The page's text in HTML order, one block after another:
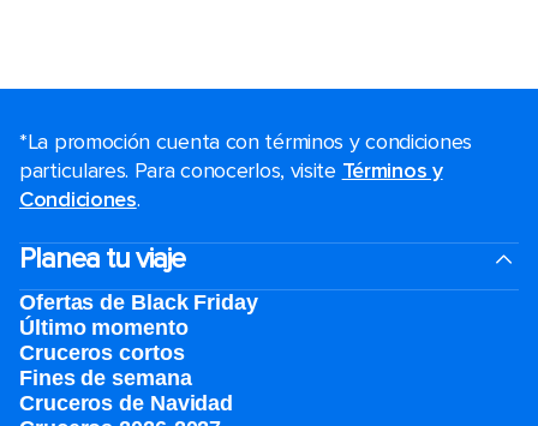
*La promoción cuenta con términos y condiciones
particulares. Para conocerlos, visite Términos y
Condiciones.
Planea tu viaje
Ofertas de Black Friday
Último momento
Cruceros cortos
Fines de semana
Cruceros de Navidad